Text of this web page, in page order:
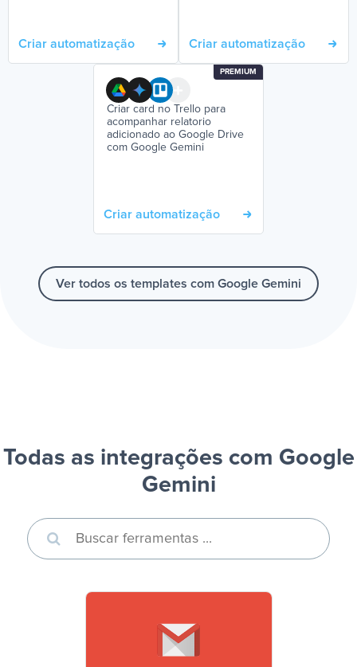
Criar automatização Criar automatização
PREMIUM
Criar card no Trello para
acompanhar relatorio
adicionado ao Google Drive
com Google Gemini
Criar automatização
Ver todos os templates com Google Gemini
Todas as integrações com Google
Gemini